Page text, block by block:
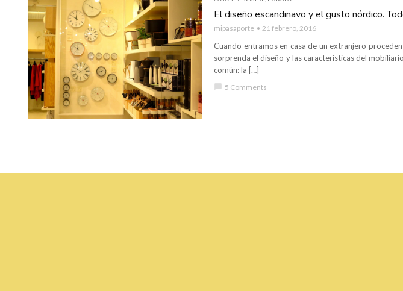
El diseño escandinavo y el gusto nórdico.
mipasaporte 21 febrero, 2016
Cuando entramos en casa de un extranjero
sorprenda el diseño y las características del
común: la […]
chat_bubble 5 Comments